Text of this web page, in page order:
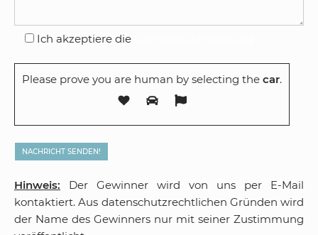
Ich akzeptiere die
Please prove you are human by selecting the car.
Hinweis: Der Gewinner wird von uns per E-Mail
kontaktiert. Aus datenschutzrechtlichen Gründen wird
der Name des Gewinners nur mit seiner Zustimmung